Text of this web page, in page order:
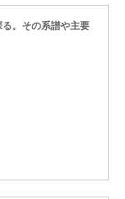
。その系譜や主要